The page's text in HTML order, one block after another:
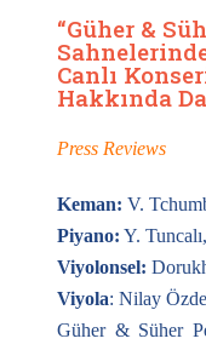
“Güher &
Canlı
Hakkında
Press Reviews
Keman: V.
Piyano: Y.
Viyolonsel:
Viyola: Nilay
Güher & Süher